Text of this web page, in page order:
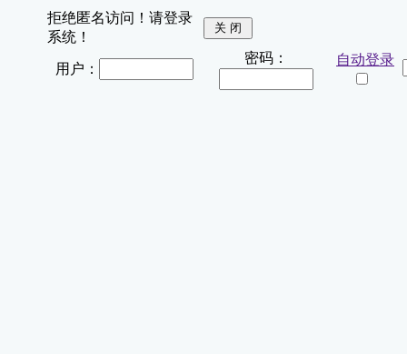
拒绝匿名访问！请登录
系统！
用户：
密码： 自动登录